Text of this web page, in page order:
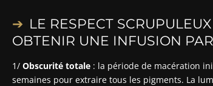
LE RESPECT
OBTENIR UNE INFUSION
1/ Obscurité totale : la période de macération
semaines pour extraire tous les pigments. La